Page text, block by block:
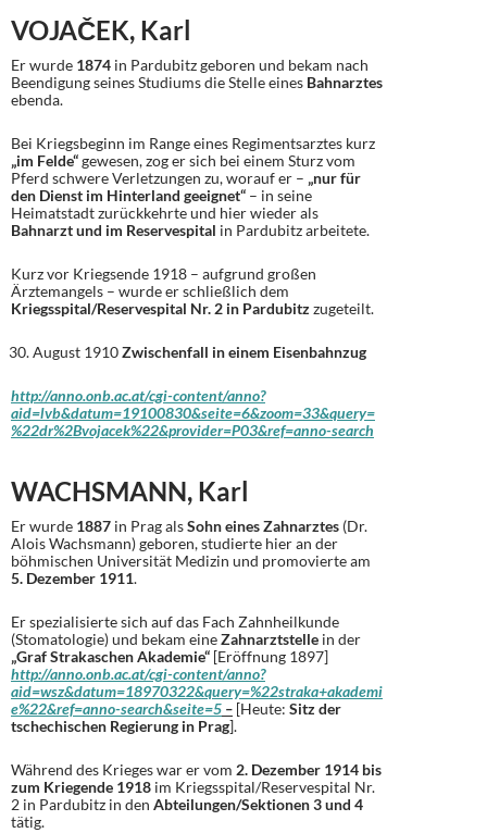
VOJAČEK, Karl
Er wurde 1874 in Pardubitz geboren und bekam nach
Beendigung seines Studiums die Stelle eines Bahnarztes
ebenda.
Bei Kriegsbeginn im Range eines Regimentsarztes kurz
„im Felde“gewesen, zog er sich bei einem Sturz vom
Pferd schwere Verletzungen zu, worauf er – „nur für
den Dienst im Hinterland geeignet“ – in seine
Heimatstadt zurückkehrte und hier wieder als
Bahnarzt und im Reservespital in Pardubitz arbeitete.
Kurz vor Kriegsende 1918 – aufgrund großen
Ärztemangels – wurde er schließlich dem
Kriegsspital/Reservespital Nr. 2 in Pardubitzzugeteilt.
August 1910Zwischenfall in einem Eisenbahnzug
http://anno.onb.ac.at/cgi-content/anno?
aid=lvb&datum=19100830&seite=6&zoom=33&query=
%22dr%2Bvojacek%22&provider=P03&ref=anno-search
WACHSMANN, Karl
Er wurde 1887 in Prag alsSohn eines Zahnarztes (Dr.
Alois Wachsmann) geboren, studierte hier an der
böhmischen Universität Medizin und promovierte am
5. Dezember 1911.
Er spezialisierte sich auf das Fach Zahnheilkunde
(Stomatologie) und bekam eineZahnarztstelle in der
„Graf Strakaschen Akademie“ [Eröffnung 1897]
http://anno.onb.ac.at/cgi-content/anno?
aid=wsz&datum=18970322&query=%22straka+akademi
e%22&ref=anno-search&seite=5 – [Heute: Sitz der
tschechischen Regierung in Prag].
Während des Krieges war er vom 2. Dezember 1914 bis
zum Kriegende 1918 im Kriegsspital/Reservespital Nr.
2 in Pardubitz in den Abteilungen/Sektionen 3 und 4
tätig.